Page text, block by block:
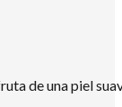
de una piel